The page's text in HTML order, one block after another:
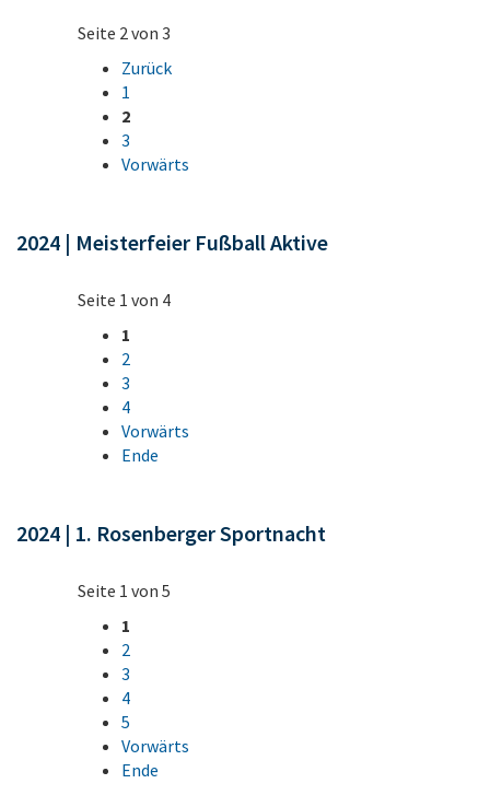
Seite 2 von 3
Zurück
1
2
3
Vorwärts
2024 | Meisterfeier Fußball Aktive
Seite 1 von 4
1
2
3
4
Vorwärts
Ende
2024 | 1. Rosenberger Sportnacht
Seite 1 von 5
1
2
3
4
5
Vorwärts
Ende